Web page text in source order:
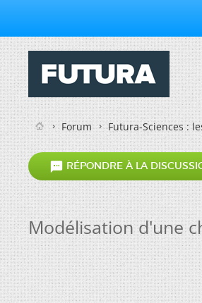
Forum Futura-Sciences :
 RÉPONDRE À LA
Modélisation d'une